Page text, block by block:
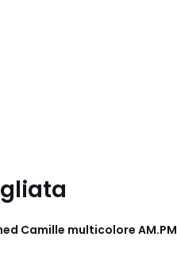
Camille multicolore AM.PM